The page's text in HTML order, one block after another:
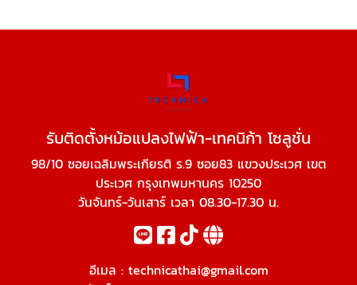
รับติดตั้งหม้อแปลงไฟฟ้า-เทคนิก้า โซลูชั่น
98/10 ซอยเฉลิมพระเกียรติ ร.9 ซอย83 แขวงประเวศ เขต
ประเวศ กรุงเทพมหานคร 10250
วันจันทร์-วันเสาร์ เวลา 08.30-17.30 น.
อีเมล : technicathai@gmail.com